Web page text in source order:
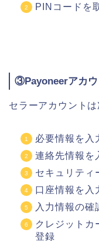
PINコードを
③Payoneerアカウ
セラーアカウント
必要情報を入
連絡先情報を
セキュリティ
口座情報を入
入力情報の確
クレジットカ
登録